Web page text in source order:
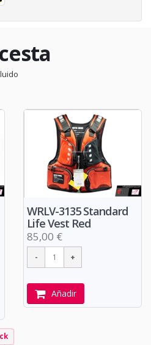
WRLV-3135 Standard
Life Vest Red
85,00 €
Añadir